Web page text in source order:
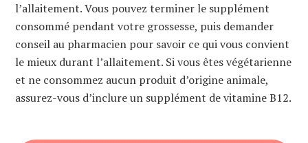
l’allaitement. Vous pouvez terminer le supplément
consommé pendant votre grossesse, puis demander
conseil au pharmacien pour savoir ce qui vous convient
le mieux durant l’allaitement. Si vous êtes végétarienne
et ne consommez aucun produit d’origine animale,
assurez-vous d’inclure un supplément de vitamine B12.